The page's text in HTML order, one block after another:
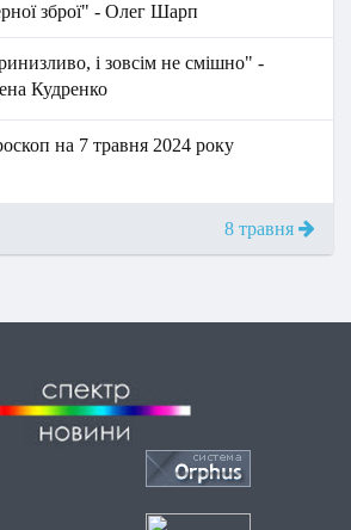
зброї" - Олег Шарп
і зовсім не смішно" -
Кудренко
на 7 травня 2024 року
8 травня